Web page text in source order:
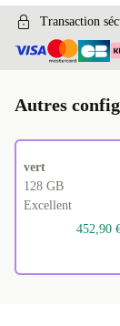
Transaction
Autres
vert
128 GB
Excellent
452,90